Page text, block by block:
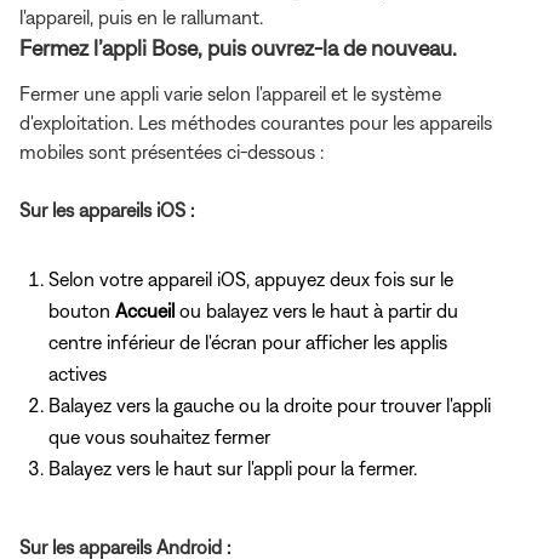
l'appareil, puis en le rallumant.
Fermez l’appli Bose, puis ouvrez-la de nouveau.
Fermer une appli varie selon l'appareil et le système
d'exploitation. Les méthodes courantes pour les appareils
mobiles sont présentées ci-dessous :
Sur les appareils iOS :
Selon votre appareil iOS, appuyez deux fois sur le
bouton Accueil ou balayez vers le haut à partir du
centre inférieur de l'écran pour afficher les applis
actives
Balayez vers la gauche ou la droite pour trouver l'appli
que vous souhaitez fermer
Balayez vers le haut sur l'appli pour la fermer.
Sur les appareils Android :